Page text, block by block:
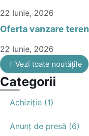
22 Iunie, 2026
Oferta vanzare
22 Iunie, 2026
Vezi toate noutățile
Categorii
Achiziție (1)
Anunț de presă (6)